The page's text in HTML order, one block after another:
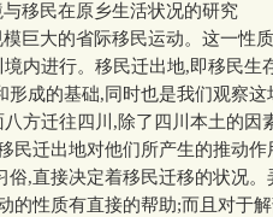
移民在原乡生活状况的研究
大的省际移民运动。这一性
进行。移民迁出地,即移民生
成的基础,同时也是我们观察这
方迁往四川,除了四川本土的因
民迁出地对他们所产生的推动作
,直接决定着移民迁移的状况。
的性质有直接的帮助;而且对于